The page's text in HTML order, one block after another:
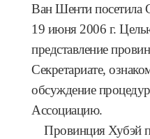
Ван Шенти
19 июня 2006 г.
представление
Секретариате,
обсуждение
Ассоциацию.
Провинция Хубэй